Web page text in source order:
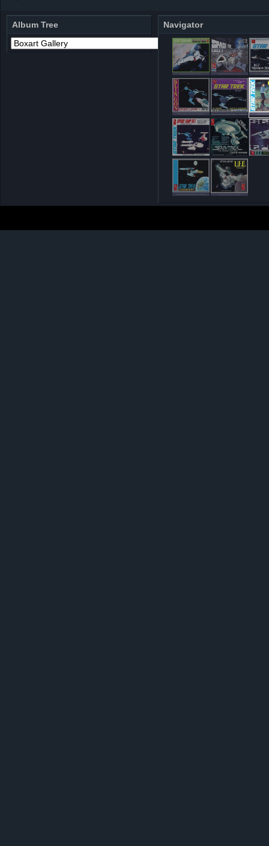
Album Tree Navigator